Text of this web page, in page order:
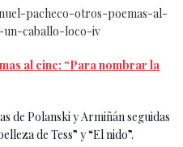
pacheco-otros-poemas-al-
un-caballo-loco-iv
al cine: “Para nombrar la
de Polanski y Armiñán seguidas
de Tess” y “El nido”.